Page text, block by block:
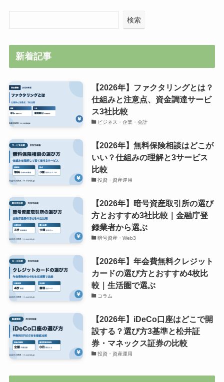
検索
新着記事
【2026年】ファクタリングとは？
仕組みと注意点、資金調達サービ
ス3社比較
ビジネス・企業・会計
【2026年】無料保険相談はどこが
いい？仕組みの理解と3サービス
比較
投資・資産運用
【2026年】暗号資産取引所の選び
方とおすすめ3社比較｜金融庁登
録業者から選ぶ
暗号資産・Web3
【2026年】年会費無料クレジット
カードの選び方とおすすめ4枚比
較｜生活圏で選ぶ
コラム
【2026年】iDeCo口座はどこで開
設する？選び方3基準と松井証
券・マネックス証券の比較
投資・資産運用